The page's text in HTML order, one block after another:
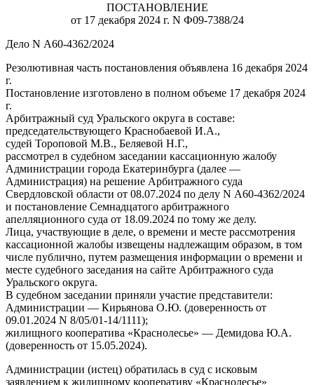
ПОСТАНОВЛЕНИЕ
от 17 декабря 2024 г. N Ф09-7388/24
Дело N А60-4362/2024
Резолютивная часть постановления объявлена 16 декабря 2024
г.
Постановление изготовлено в полном объеме 17 декабря 2024
г.
Арбитражный суд Уральского округа в составе:
председательствующего Краснобаевой И.А.,
судей Тороповой М.В., Беляевой Н.Г.,
рассмотрел в судебном заседании кассационную жалобу
Администрации города Екатеринбурга (далее —
Администрация) на решение Арбитражного суда
Свердловской области от 08.07.2024 по делу N А60-4362/2024
и постановление Семнадцатого арбитражного
апелляционного суда от 18.09.2024 по тому же делу.
Лица, участвующие в деле, о времени и месте рассмотрения
кассационной жалобы извещены надлежащим образом, в том
числе публично, путем размещения информации о времени и
месте судебного заседания на сайте Арбитражного суда
Уральского округа.
В судебном заседании приняли участие представители:
Администрации — Кирьянова О.Ю. (доверенность от
09.01.2024 N 8/05/01-14/1111);
жилищного кооператива «Краснолесье» — Демидова Ю.А.
(доверенность от 15.05.2024).
Администрации (истец) обратилась в суд с исковым
заявлением к жилищному кооперативу «Краснолесье»